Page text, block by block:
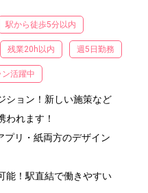
駅から徒歩5分以内
残業20h以内 週5日勤務
活躍中
ション！新しい施策など
われます！
リ・紙両方のデザイン
能！駅直結で働きやすい